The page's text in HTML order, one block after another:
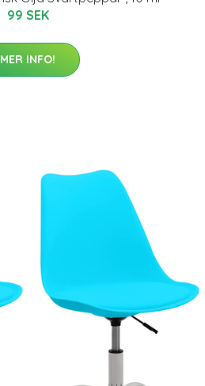
99 SEK
MER INFO!